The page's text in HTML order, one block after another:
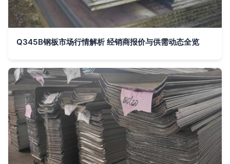
Q345B钢板市场行情解析 经销商报价与供需动态全览